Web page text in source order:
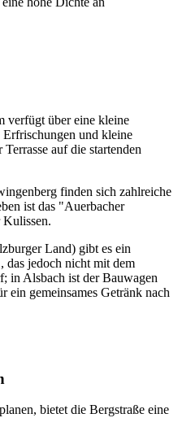
verfügt über eine kleine
Erfrischungen und kleine
auf die startenden
finden sich zahlreiche
ist das "Auerbacher
Kulissen.
Land) gibt es ein
das jedoch nicht mit dem
in Alsbach ist der Bauwagen
gemeinsames Getränk nach
bietet die Bergstraße eine